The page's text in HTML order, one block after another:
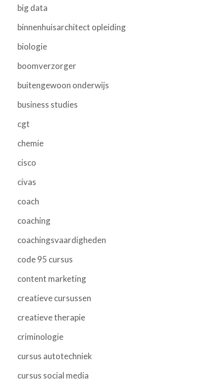
big data
binnenhuisarchitect opleiding
biologie
boomverzorger
buitengewoon onderwijs
business studies
cgt
chemie
cisco
civas
coach
coaching
coachingsvaardigheden
code 95 cursus
content marketing
creatieve cursussen
creatieve therapie
criminologie
cursus autotechniek
cursus social media